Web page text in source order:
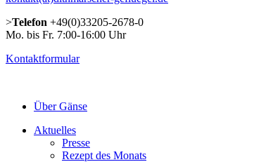
>Telefon +49(0)33205-2678-0
Mo. bis Fr. 7:00-16:00 Uhr
Kontaktformular
Über Gänse
Aktuelles
Presse
Rezept des Monats